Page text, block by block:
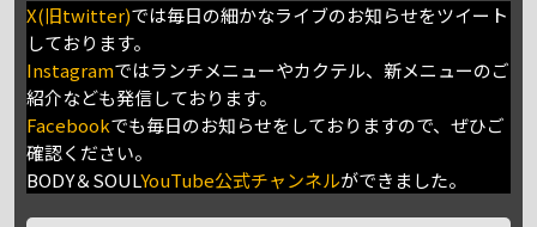
X(旧twitter)では毎日の細かなライブのお知らせをツイート
しております。
Instagramではランチメニューやカクテル、新メニューのご
紹介なども発信しております。
Facebookでも毎日のお知らせをしておりますので、ぜひご
確認ください。
BODY＆SOULYouTube公式チャンネルができました。